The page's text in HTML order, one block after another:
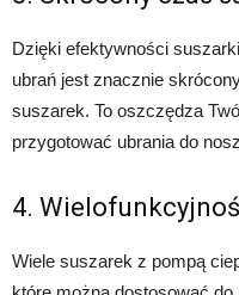
Dzięki efektywności
ubrań jest znacznie
suszarek. To oszczędza
przygotować ubrania do
4.
Wiele suszarek z pompą